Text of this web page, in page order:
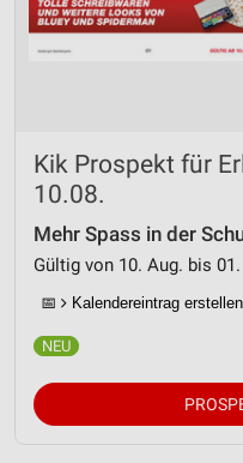
Kik Prospekt für
10.08.
Mehr Spass in der
Gültig von 10. Aug. bis
📅 Kalendereintrag erstellen